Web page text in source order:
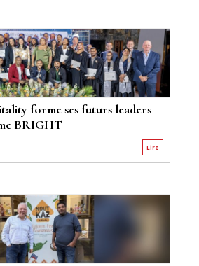
forme ses futurs leaders
BRIGHT
Lire